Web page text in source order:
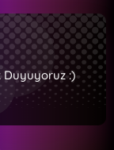
Duyuyoruz :)